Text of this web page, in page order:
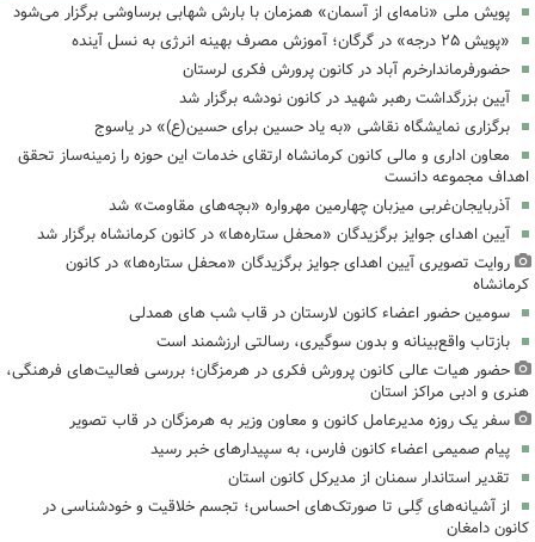
پویش ملی «نامه‌ای از آسمان» همزمان با بارش شهابی برساوشی برگزار می‌شود
«پویش ۲۵ درجه» در گرگان؛ آموزش مصرف بهینه انرژی به نسل آینده
حضورفرماندارخرم آباد در کانون پرورش فکری لرستان
آیین بزرگداشت رهبر شهید در کانون نودشه برگزار شد
برگزاری نمایشگاه نقاشی «به یاد حسین برای حسین(ع)» در یاسوج
معاون اداری و مالی کانون کرمانشاه ارتقای خدمات این حوزه را زمینه‌ساز تحقق
اهداف مجموعه دانست
آذربایجان‌غربی میزبان چهارمین مهرواره «بچه‌های مقاومت» شد
آیین اهدای جوایز برگزیدگان «محفل ستاره‌ها» در کانون کرمانشاه برگزار شد
روایت تصویری آیین اهدای جوایز برگزیدگان «محفل ستاره‌ها» در کانون
کرمانشاه
سومین حضور اعضاء کانون لارستان در قاب شب های همدلی
بازتاب واقع‌بینانه و بدون سوگیری، رسالتی ارزشمند است
حضور هیات عالی کانون پرورش فکری در هرمزگان؛ بررسی فعالیت‌های فرهنگی،
هنری و ادبی مراکز استان
سفر یک روزه مدیرعامل کانون و معاون وزیر به هرمزگان در قاب تصویر
پیام صمیمی اعضاء کانون فارس، به سپیدارهای خبر رسید
تقدیر استاندار سمنان از مدیرکل کانون استان
از آشیانه‌های گِلی تا صورتک‌های احساس؛ تجسم خلاقیت و خودشناسی در
کانون دامغان